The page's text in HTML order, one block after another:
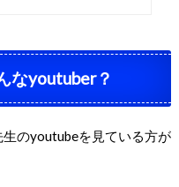
なyoutuber？
のyoutubeを見ている方が